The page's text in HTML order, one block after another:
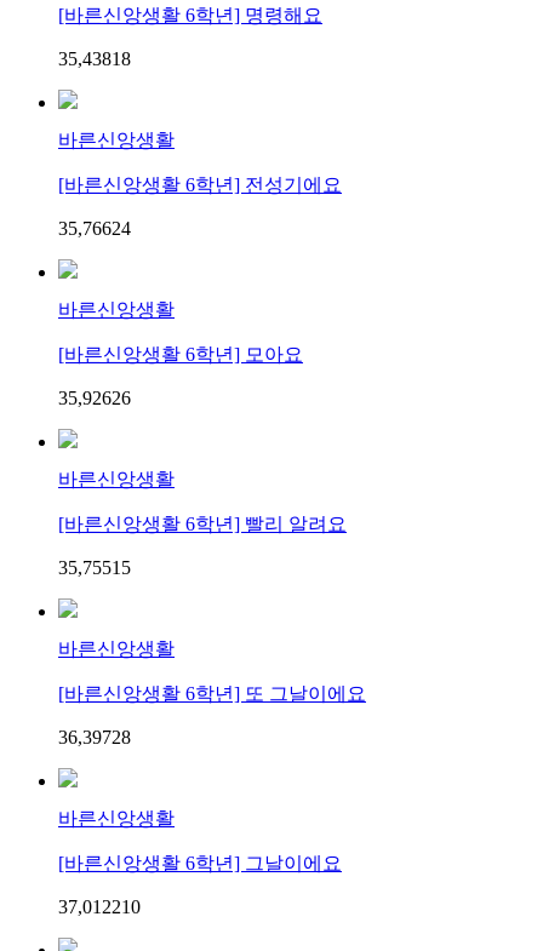
[바른신앙생활 6학년] 명령해요
35,43818
바른신앙생활
[바른신앙생활 6학년] 전성기에요
35,76624
바른신앙생활
[바른신앙생활 6학년] 모아요
35,92626
바른신앙생활
[바른신앙생활 6학년] 빨리 알려요
35,7551 5
바른신앙생활
[바른신앙생활 6학년] 또 그날이에요
36,39728
바른신앙생활
[바른신앙생활 6학년] 그날이에요
37,012210